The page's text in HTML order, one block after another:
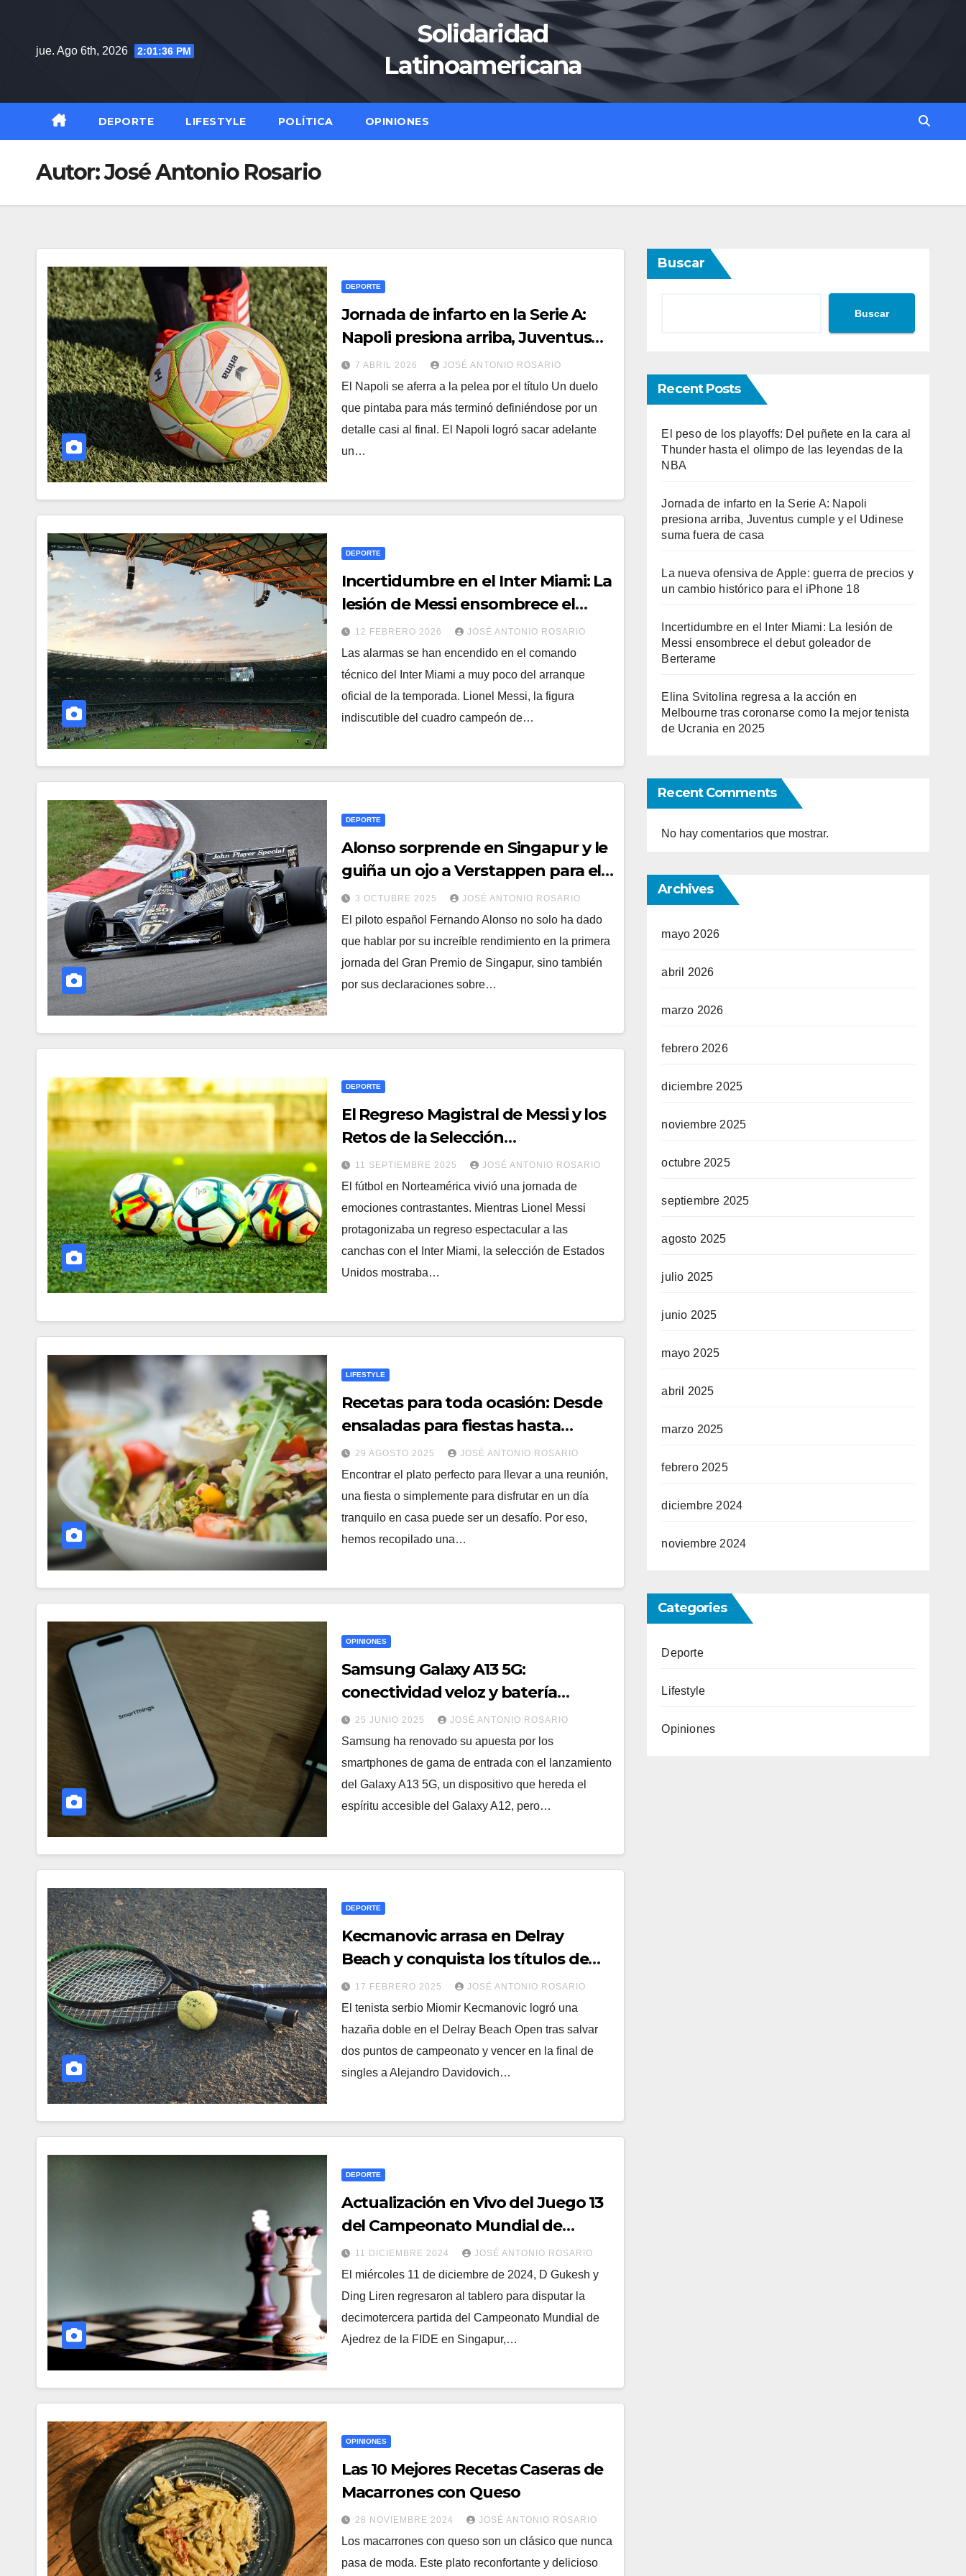
contenidojue. Ago 6th, 2026 2:01:37 PM
Solidaridad
Latinoamericana
DEPORTE LIFESTYLE POLÍTICA OPINIONES
Autor:José Antonio Rosario
DEPORTE
Jornada de infarto en la Serie A:
Napoli presiona arriba, Juventus
cumple y el Udinese suma fuera de
casa
7 ABRIL 2026 JOSÉ ANTONIO ROSARIO
El Napoli se aferra a la pelea por el título Un duelo
que pintaba para más terminó definiéndose por un
detalle casi al final. El Napoli logró sacar adelante
un…
DEPORTE
Incertidumbre en el Inter Miami: La
lesión de Messi ensombrece el
debut goleador de Berterame
12 FEBRERO 2026 JOSÉ ANTONIO ROSARIO
Las alarmas se han encendido en el comando
técnico del Inter Miami a muy poco del arranque
oficial de la temporada. Lionel Messi, la figura
indiscutible del cuadro campeón de…
DEPORTE
Alonso sorprende en Singapur y le
guiña un ojo a Verstappen para el
futuro
3 OCTUBRE 2025 JOSÉ ANTONIO ROSARIO
El piloto español Fernando Alonso no solo ha dado
que hablar por su increíble rendimiento en la primera
jornada del Gran Premio de Singapur, sino también
por sus declaraciones sobre…
DEPORTE
El Regreso Magistral de Messi y los
Retos de la Selección
Estadounidense
11 SEPTIEMBRE 2025 JOSÉ ANTONIO ROSARIO
El fútbol en Norteamérica vivió una jornada de
emociones contrastantes. Mientras Lionel Messi
protagonizaba un regreso espectacular a las
canchas con el Inter Miami, la selección de Estados
Unidos mostraba…
LIFESTYLE
Recetas para toda ocasión: Desde
ensaladas para fiestas hasta
guisos reconfortantes
29 AGOSTO 2025 JOSÉ ANTONIO ROSARIO
Encontrar el plato perfecto para llevar a una reunión,
una fiesta o simplemente para disfrutar en un día
tranquilo en casa puede ser un desafío. Por eso,
hemos recopilado una…
OPINIONES
Samsung Galaxy A13 5G:
conectividad veloz y batería
duradera en un equipo económico
25 JUNIO 2025 JOSÉ ANTONIO ROSARIO
Samsung ha renovado su apuesta por los
smartphones de gama de entrada con el lanzamiento
del Galaxy A13 5G, un dispositivo que hereda el
espíritu accesible del Galaxy A12, pero…
DEPORTE
Kecmanovic arrasa en Delray
Beach y conquista los títulos de
singles y dobles
17 FEBRERO 2025 JOSÉ ANTONIO ROSARIO
El tenista serbio Miomir Kecmanovic logró una
hazaña doble en el Delray Beach Open tras salvar
dos puntos de campeonato y vencer en la final de
singles a Alejandro Davidovich…
DEPORTE
Actualización en Vivo del Juego 13
del Campeonato Mundial de
Ajedrez 2024: El Movimiento Audaz
de Ding Liren – b5 Enfoca la
Atención en el Peón Olvidado
11 DICIEMBRE 2024 JOSÉ ANTONIO ROSARIO
El miércoles 11 de diciembre de 2024, D Gukesh y
Ding Liren regresaron al tablero para disputar la
decimotercera partida del Campeonato Mundial de
Ajedrez de la FIDE en Singapur,…
OPINIONES
Las 10 Mejores Recetas Caseras de
Macarrones con Queso
28 NOVIEMBRE 2024 JOSÉ ANTONIO ROSARIO
Los macarrones con queso son un clásico que nunca
pasa de moda. Este plato reconfortante y delicioso
Buscar
Buscar
Recent Posts
El peso de los playoffs: Del puñete en la cara al
Thunder hasta el olimpo de las leyendas de la
NBA
Jornada de infarto en la Serie A: Napoli
presiona arriba, Juventus cumple y el Udinese
suma fuera de casa
La nueva ofensiva de Apple: guerra de precios y
un cambio histórico para el iPhone 18
Incertidumbre en el Inter Miami: La lesión de
Messi ensombrece el debut goleador de
Berterame
Elina Svitolina regresa a la acción en
Melbourne tras coronarse como la mejor tenista
de Ucrania en 2025
Recent Comments
No hay comentarios que mostrar.
Archives
mayo 2026
abril 2026
marzo 2026
febrero 2026
diciembre 2025
noviembre 2025
octubre 2025
septiembre 2025
agosto 2025
julio 2025
junio 2025
mayo 2025
abril 2025
marzo 2025
febrero 2025
diciembre 2024
noviembre 2024
Categories
Deporte
Lifestyle
Opiniones